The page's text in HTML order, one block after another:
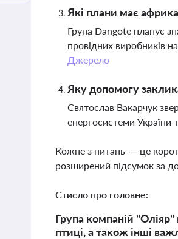
Які плани має
Група Dangote планує
провідних виробників
Джерело
Яку допомогу
Святослав Вакарчук
енергосистеми
Кожне з питань — це
розширений підсумок за
Стисло про головне:
Група компаній
птиці, а також інші